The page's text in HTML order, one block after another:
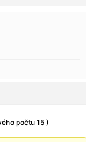
počtu 15 )